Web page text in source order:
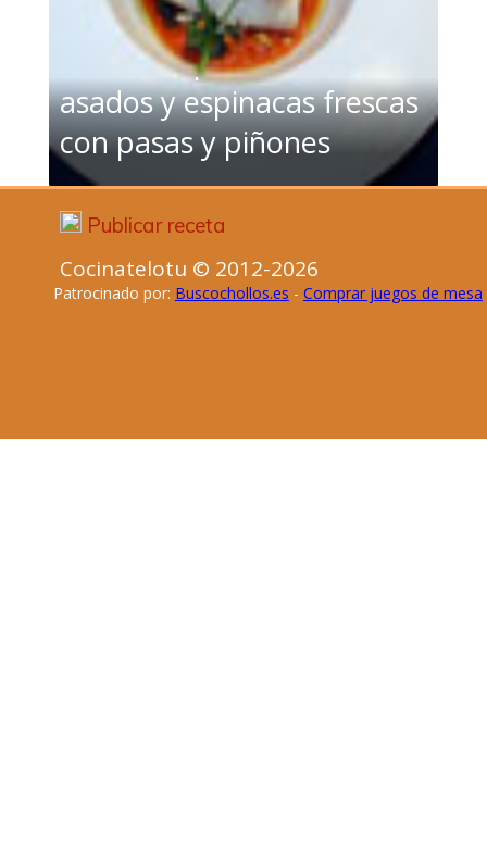
Bacalao confitado con
crema de pimientos
asados y espinacas frescas
con pasas y piñones
Publicar receta
Cocinatelotu © 2012-2026
Patrocinado por: Buscochollos.es - Comprar juegos de mesa